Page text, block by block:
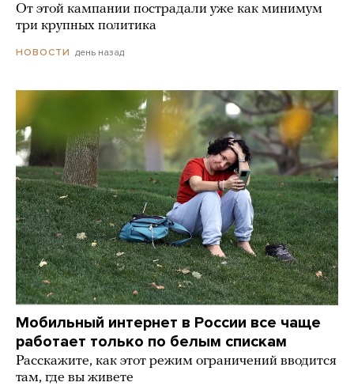
От этой кампании пострадали уже как минимум
три крупных политика
НОВОСТИ день назад
Мобильный интернет в России все чаще
работает только по белым спискам
Расскажите, как этот режим ограничений вводится
там, где вы живете